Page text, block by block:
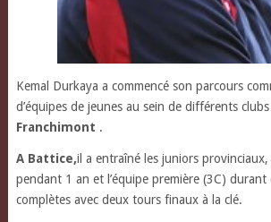
Kemal Durkaya a commencé son parcours
d’équipes de jeunes au sein de différents
Franchimont .
A Battice,il a entraîné les juniors provinciaux,
pendant 1 an et l’équipe première (3C) durant
complètes avec deux tours finaux à la clé.